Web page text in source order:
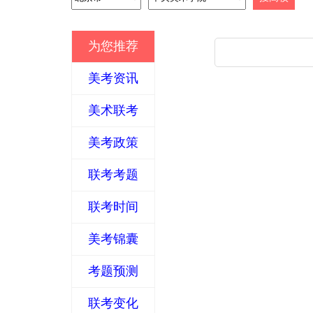
为您推荐
美考资讯
美术联考
美考政策
联考考题
联考时间
美考锦囊
考题预测
联考变化